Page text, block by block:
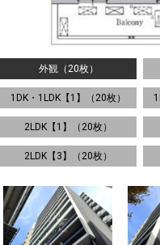
外観（20枚）
1DK・1LDK【1】（20枚）
2LDK【1】（20枚）
2LDK【3】（20枚）